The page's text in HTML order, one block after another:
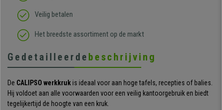
Veilig betalen
Het breedste assortiment op de markt
Gedetailleerde beschrijving
De CALIPSO werkkrukis ideaal voor aan hoge tafels, recepties of balies.
Hij voldoet aan alle voorwaarden voor een veilig kantoorgebruik en biedt
tegelijkertijd de hoogte van een kruk.